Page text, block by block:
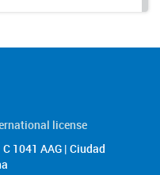
license
1041 AAG | Ciudad